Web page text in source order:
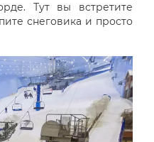
Тут вы встретите
снеговика и просто